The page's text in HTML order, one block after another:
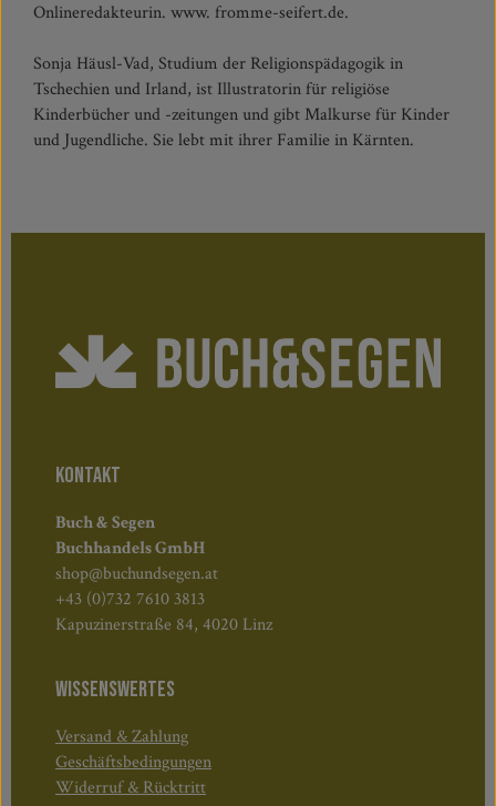
Onlineredakteurin. www. fromme-seifert.de.
Sonja Häusl-Vad, Studium der Religionspädagogik in
Tschechien und Irland, ist Illustratorin für religiöse
Kinderbücher und -zeitungen und gibt Malkurse für Kinder
und Jugendliche. Sie lebt mit ihrer Familie in Kärnten.
KONTAKT
Buch & Segen
Buchhandels GmbH
shop@buchundsegen.at
+43 (0)732 7610 3813
Kapuzinerstraße 84, 4020 Linz
WISSENSWERTES
Versand & Zahlung
Geschäftsbedingungen
Widerruf & Rücktritt